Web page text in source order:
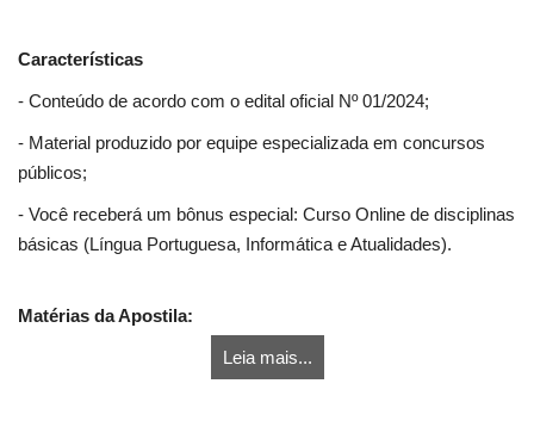
Características
- Conteúdo de acordo com o edital oficial Nº 01/2024;
- Material produzido por equipe especializada em concursos
públicos;
- Você receberá um bônus especial: Curso Online de disciplinas
básicas (Língua Portuguesa, Informática e Atualidades).
Matérias da Apostila:
Leia mais...